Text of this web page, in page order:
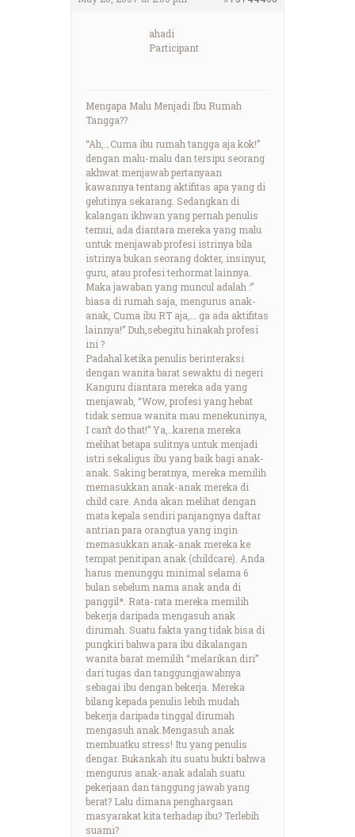
ahadi
Participant
Mengapa Malu Menjadi Ibu Rumah
Tangga??
“Ah,…Cuma ibu rumah tangga aja kok!”
dengan malu-malu dan tersipu seorang
akhwat menjawab pertanyaan
kawannya tentang aktifitas apa yang di
gelutinya sekarang. Sedangkan di
kalangan ikhwan yang pernah penulis
temui, ada diantara mereka yang malu
untuk menjawab profesi istrinya bila
istrinya bukan seorang dokter, insinyur,
guru, atau profesi terhormat lainnya.
Maka jawaban yang muncul adalah :”
biasa di rumah saja, mengurus anak-
anak, Cuma ibu RT aja,… ga ada aktifitas
lainnya!” Duh,sebegitu hinakah profesi
ini ?
Padahal ketika penulis berinteraksi
dengan wanita barat sewaktu di negeri
Kanguru diantara mereka ada yang
menjawab, “Wow, profesi yang hebat
tidak semua wanita mau menekuninya,
I can’t do that!” Ya,..karena mereka
melihat betapa sulitnya untuk menjadi
istri sekaligus ibu yang baik bagi anak-
anak. Saking beratnya, mereka memilih
memasukkan anak-anak mereka di
child care. Anda akan melihat dengan
mata kepala sendiri panjangnya daftar
antrian para orangtua yang ingin
memasukkan anak-anak mereka ke
tempat penitipan anak (childcare). Anda
harus menunggu minimal selama 6
bulan sebelum nama anak anda di
panggil*. Rata-rata mereka memilih
bekerja daripada mengasuh anak
dirumah. Suatu fakta yang tidak bisa di
pungkiri bahwa para ibu dikalangan
wanita barat memilih “melarikan diri”
dari tugas dan tanggungjawabnya
sebagai ibu dengan bekerja. Mereka
bilang kepada penulis lebih mudah
bekerja daripada tinggal dirumah
mengasuh anak.Mengasuh anak
membuatku stress! Itu yang penulis
dengar. Bukankah itu suatu bukti bahwa
mengurus anak-anak adalah suatu
pekerjaan dan tanggung jawab yang
berat? Lalu dimana penghargaan
masyarakat kita terhadap ibu? Terlebih
suami?